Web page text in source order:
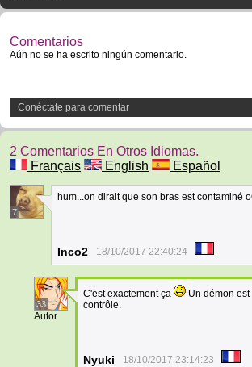
Comentarios
Aún no se ha escrito ningún comentario.
Conéctate para comentar
2 Comentarios En Otros Idiomas.
Français
English Español
7
hum...on dirait que son bras est contaminé
Inco2 18/10/2017 22:40:24
33
Autor
C'est exactement ça
Un démon
contrôle.
Nyuki 18/10/2017 23:14:23